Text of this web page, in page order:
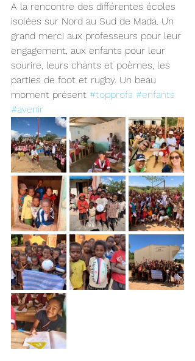
A la rencontre des différentes écoles
isolées sur Nord au Sud de Mada. Un
grand merci aux professeurs pour leur
engagement, aux enfants pour leur
sourire, leurs chants et poèmes, les
parties de foot et rugby. Un beau
moment présent #topprofs #enfants
#avenir